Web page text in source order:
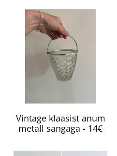
Vintage klaasist anum
metall sangaga - 14€